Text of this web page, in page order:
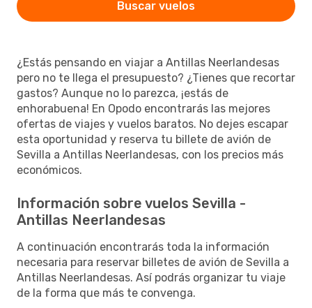
Buscar vuelos
¿Estás pensando en viajar a Antillas Neerlandesas
pero no te llega el presupuesto? ¿Tienes que recortar
gastos? Aunque no lo parezca, ¡estás de
enhorabuena! En Opodo encontrarás las mejores
ofertas de viajes y vuelos baratos. No dejes escapar
esta oportunidad y reserva tu billete de avión de
Sevilla a Antillas Neerlandesas, con los precios más
económicos.
Información sobre vuelos Sevilla -
Antillas Neerlandesas
A continuación encontrarás toda la información
necesaria para reservar billetes de avión de Sevilla a
Antillas Neerlandesas. Así podrás organizar tu viaje
de la forma que más te convenga.